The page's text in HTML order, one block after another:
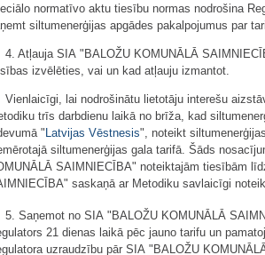
normatīvo aktu tiesību normas nodrošina
siltumenerģijas apgādes pakalpojumus par
4. Atļauja SIA "BALOŽU KOMUNĀLĀ
izvēlēties, vai un kad atļauju izmantot.
Vienlaicīgi, lai nodrošinātu lietotāju interešu
trīs darbdienu laikā no brīža, kad
" Latvijas Vēstnesis", noteikt
siltumenerģijas gala tarifā. Šāds
SAIMNIECĪBA" noteiktajām tiesībām
saskaņā ar Metodiku savlaicīgi
5. Saņemot no SIA "BALOŽU KOMUNĀLĀ
21 dienas laikā pēc jauno tarifu un
uzraudzību pār SIA "BALOŽU